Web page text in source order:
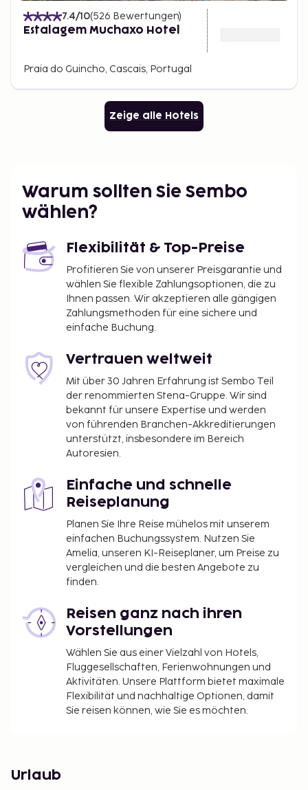
7.4/10(526 Bewertungen)
Estalagem Muchaxo Hotel
Praia do Guincho, Cascais, Portugal
Zeige alle Hotels
Warum sollten Sie Sembo
wählen?
Flexibilität & Top-Preise
Profitieren Sie von unserer Preisgarantie und
wählen Sie flexible Zahlungsoptionen, die zu
Ihnen passen. Wir akzeptieren alle gängigen
Zahlungsmethoden für eine sichere und
einfache Buchung.
Vertrauen weltweit
Mit über 30 Jahren Erfahrung ist Sembo Teil
der renommierten Stena-Gruppe. Wir sind
bekannt für unsere Expertise und werden
von führenden Branchen-Akkreditierungen
unterstützt, insbesondere im Bereich
Autoresien.
Einfache und schnelle
Reiseplanung
Planen Sie Ihre Reise mühelos mit unserem
einfachen Buchungssystem. Nutzen Sie
Amelia, unseren KI-Reiseplaner, um Preise zu
vergleichen und die besten Angebote zu
finden.
Reisen ganz nach ihren
Vorstellungen
Wählen Sie aus einer Vielzahl von Hotels,
Fluggesellschaften, Ferienwohnungen und
Aktivitäten. Unsere Plattform bietet maximale
Flexibilität und nachhaltige Optionen, damit
Sie reisen können, wie Sie es möchten.
Urlaub